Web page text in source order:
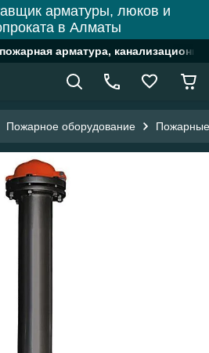
арматуры, люков и
в Алматы
арматура,
Пожарное оборудование